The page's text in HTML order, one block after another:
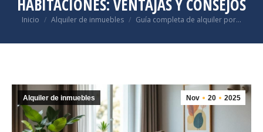
HABITACIONES: VENTAJAS Y CONSEJOS
Estás aquí:
Inicio Alquiler de inmuebles Guía completa de alquiler por…
Nov 20 2025
Alquiler de inmuebles